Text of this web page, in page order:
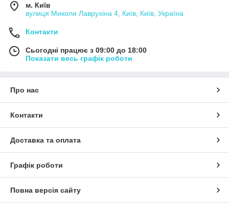
м. Київ
вулиця Миколи Лаврухіна 4, Київ, Київ, Україна
Контакти
Сьогодні працює з 09:00 до 18:00
Показати весь графік роботи
Про нас
Контакти
Доставка та оплата
Графік роботи
Повна версія сайту